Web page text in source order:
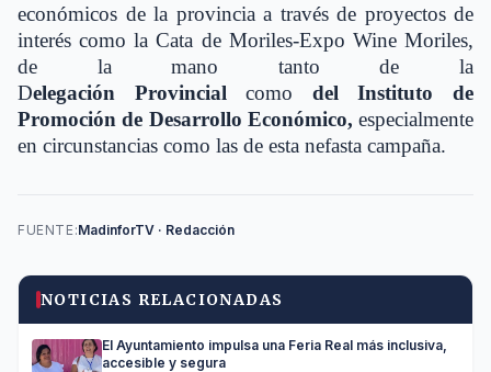
económicos de la provincia a través de proyectos de
interés como la Cata de Moriles-Expo Wine Moriles,
de la mano tanto de la
Delegación Provincialcomo del Instituto de
Promoción de Desarrollo Económico, especialmente
en circunstancias como las de esta nefasta campaña.
FUENTE:MadinforTV · Redacción
NOTICIAS RELACIONADAS
El Ayuntamiento impulsa una Feria Real más inclusiva,
accesible y segura